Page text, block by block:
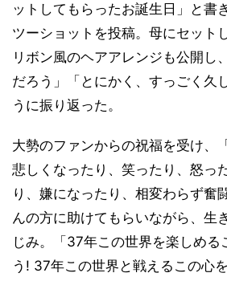
ットしてもらったお誕生日」と書
ツーショットを投稿。母にセット
リボン風のヘアアレンジも公開し
だろう」「とにかく、すっごく久
うに振り返った。
大勢のファンからの祝福を受け、
悲しくなったり、笑ったり、怒っ
り、嫌になったり、相変わらず奮
んの方に助けてもらいながら、生
じみ。「37年この世界を楽しめる
う! 37年この世界と戦えるこの心